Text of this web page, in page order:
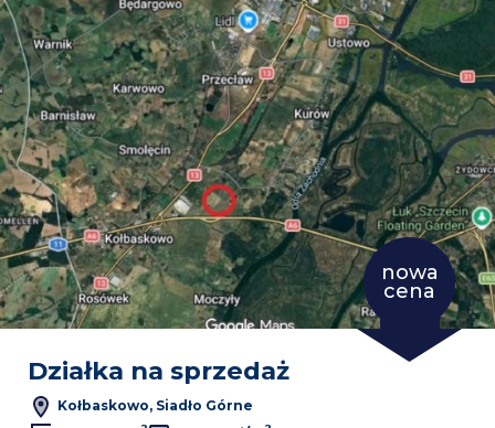
nowa
cena
Działka na sprzedaż
Kołbaskowo, Siadło Górne